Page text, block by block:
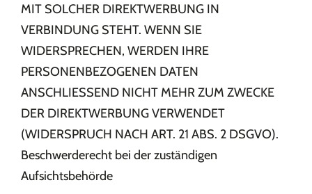
MIT SOLCHER DIREKTWERBUNG IN
VERBINDUNG STEHT. WENN SIE
WIDERSPRECHEN, WERDEN IHRE
PERSONENBEZOGENEN DATEN
ANSCHLIESSEND NICHT MEHR ZUM ZWECKE
DER DIREKTWERBUNG VERWENDET
(WIDERSPRUCH NACH ART. 21 ABS. 2 DSGVO).
Beschwerderecht bei der zuständigen
Aufsichtsbehörde